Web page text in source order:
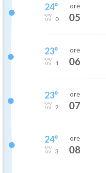
24°
0
ore
05
23°
1
ore
06
23°
2
ore
07
24°
3
ore
08